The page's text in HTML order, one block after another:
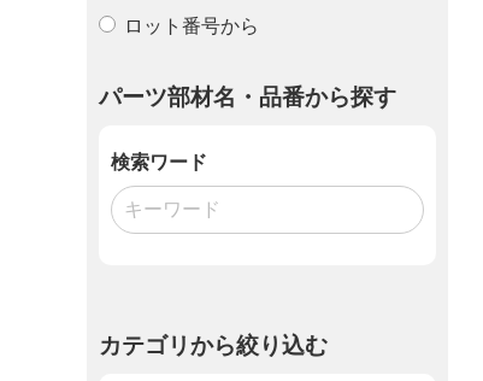
ロット番号から
パーツ部材名・品番から探す
検索ワード
カテゴリから絞り込む